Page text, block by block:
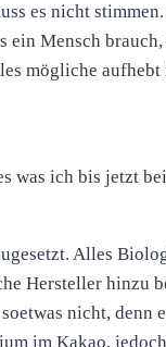
es nicht
Mensch
mögliche
was ich bis jetzt
Alles
Hersteller hinzu
nicht, denn
im Kakao,